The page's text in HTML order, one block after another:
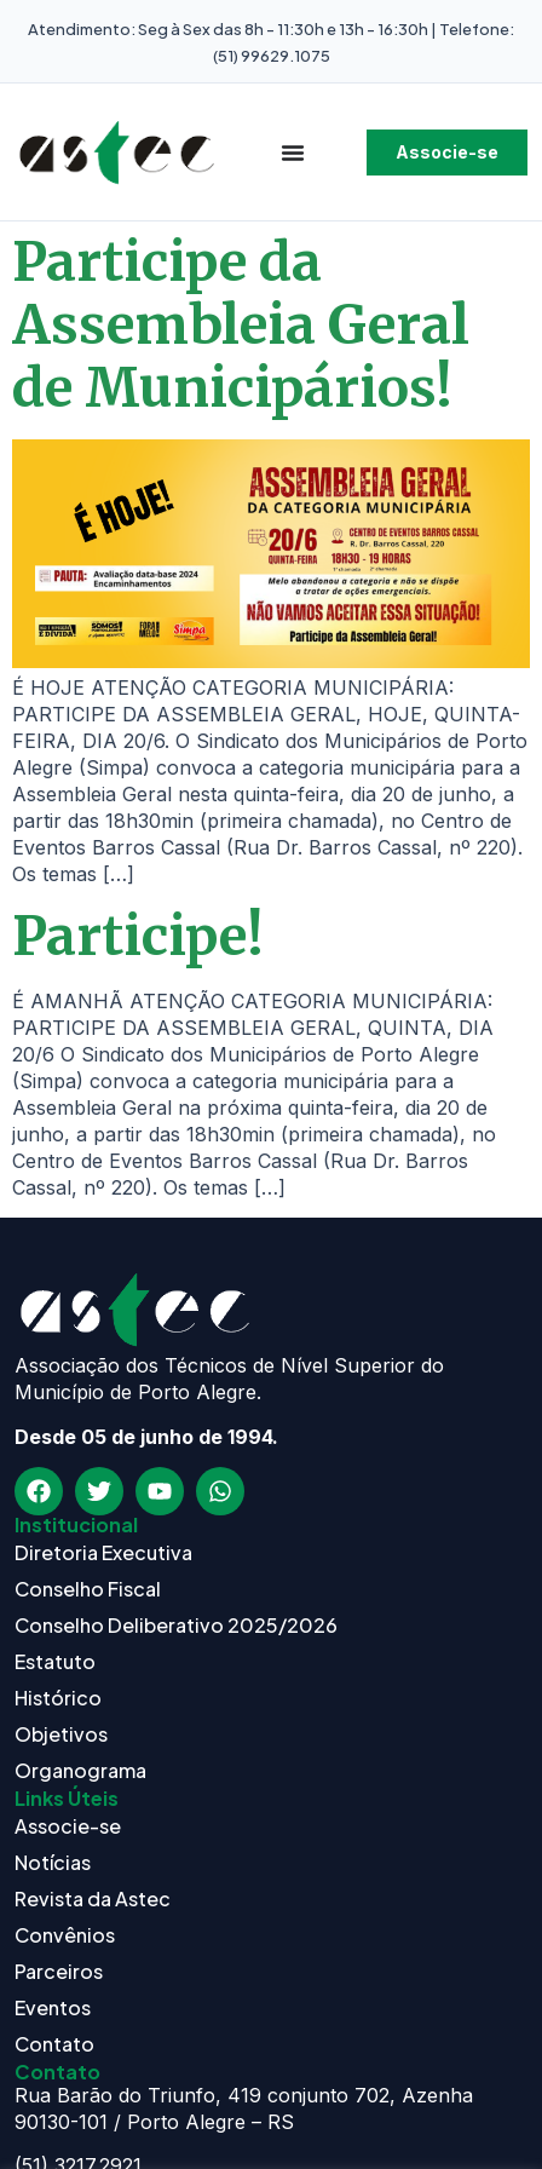
Atendimento: Seg à Sex das 8h - 11:30h e 13h - 16:30h | Telefone:
(51) 99629.1075
Associe-se
Participe da
Assembleia Geral
de Municipários!
É HOJE ATENÇÃO CATEGORIA MUNICIPÁRIA:
PARTICIPE DA ASSEMBLEIA GERAL, HOJE, QUINTA-
FEIRA, DIA 20/6. O Sindicato dos Municipários de Porto
Alegre (Simpa) convoca a categoria municipária para a
Assembleia Geral nesta quinta-feira, dia 20 de junho, a
partir das 18h30min (primeira chamada), no Centro de
Eventos Barros Cassal (Rua Dr. Barros Cassal, nº 220).
Os temas […]
Participe!
É AMANHÃ ATENÇÃO CATEGORIA MUNICIPÁRIA:
PARTICIPE DA ASSEMBLEIA GERAL, QUINTA, DIA
20/6 O Sindicato dos Municipários de Porto Alegre
(Simpa) convoca a categoria municipária para a
Assembleia Geral na próxima quinta-feira, dia 20 de
junho, a partir das 18h30min (primeira chamada), no
Centro de Eventos Barros Cassal (Rua Dr. Barros
Cassal, nº 220). Os temas […]
Associação dos Técnicos de Nível Superior do
Município de Porto Alegre.
Desde 05 de junho de 1994.
Institucional
Diretoria Executiva
Conselho Fiscal
Conselho Deliberativo 2025/2026
Estatuto
Histórico
Objetivos
Organograma
Links Úteis
Associe-se
Notícias
Revista da Astec
Convênios
Parceiros
Eventos
Contato
Contato
Rua Barão do Triunfo, 419 conjunto 702, Azenha
90130-101 / Porto Alegre – RS